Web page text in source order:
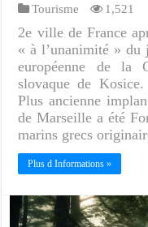
Tourisme 1,521
2e ville de France
« à l’unanimité » du
européenne de la
slovaque de
Plus ancienne
de Marseille a été
marins grecs
Plus d Informations »